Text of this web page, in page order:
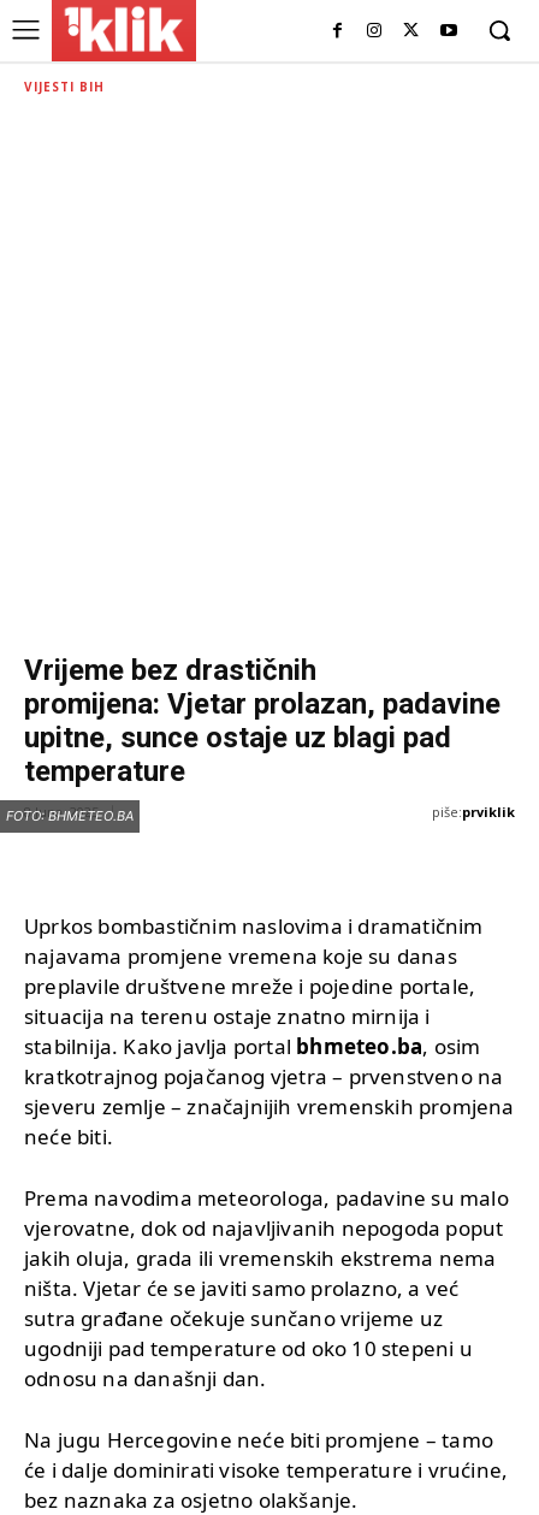
VIJESTI BIH
Vrijeme bez drastičnih
promijena: Vjetar prolazan, padavine
upitne, sunce ostaje uz blagi pad
temperature
8 Juna, 2025 piše:prviklik
FOTO: BHMETEO.BA
Uprkos bombastičnim naslovima i dramatičnim
najavama promjene vremena koje su danas
preplavile društvene mreže i pojedine portale,
situacija na terenu ostaje znatno mirnija i
stabilnija. Kako javlja portal bhmeteo.ba, osim
kratkotrajnog pojačanog vjetra – prvenstveno na
sjeveru zemlje – značajnijih vremenskih promjena
neće biti.
Prema navodima meteorologa, padavine su malo
vjerovatne, dok od najavljivanih nepogoda poput
jakih oluja, grada ili vremenskih ekstrema nema
ništa. Vjetar će se javiti samo prolazno, a već
sutra građane očekuje sunčano vrijeme uz
ugodniji pad temperature od oko 10 stepeni u
odnosu na današnji dan.
Na jugu Hercegovine neće biti promjene – tamo
će i dalje dominirati visoke temperature i vrućine,
bez naznaka za osjetno olakšanje.